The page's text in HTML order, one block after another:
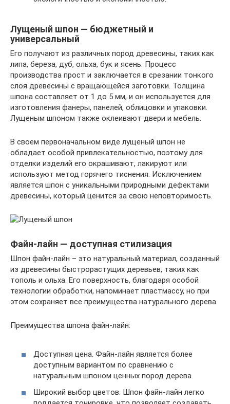
Лущеный шпон — бюджетный и
универсальный
Его получают из различных пород древесины, таких как
липа, береза, дуб, ольха, бук и ясень. Процесс
производства прост и заключается в срезании тонкого
слоя древесины с вращающейся заготовки. Толщина
шпона составляет от 1 до 5 мм, и он используется для
изготовления фанеры, панелей, облицовки и упаковки.
Лущеным шпоном также оклеивают двери и мебель.
В своем первоначальном виде лущеный шпон не
обладает особой привлекательностью, поэтому для
отделки изделий его окрашивают, лакируют или
используют метод горячего тиснения. Исключением
является шпон с уникальными природными дефектами
древесины, который ценится за свою неповторимость.
Файн-лайн — доступная стилизация
Шпон файн-лайн – это натуральный материал, созданный
из древесины быстрорастущих деревьев, таких как
тополь и ольха. Его поверхность, благодаря особой
технологии обработки, напоминает пластмассу, но при
этом сохраняет все преимущества натурального дерева.
Преимущества шпона файн-лайн:
Доступная цена. Файн-лайн является более
доступным вариантом по сравнению с
натуральным шпоном ценных пород дерева.
Широкий выбор цветов. Шпон файн-лайн легко